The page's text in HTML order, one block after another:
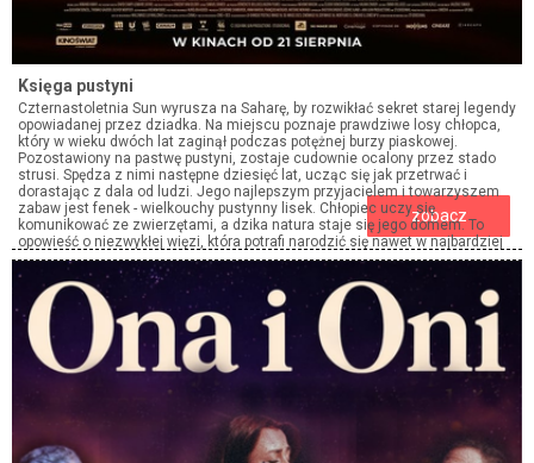
Księga pustyni
Czternastoletnia Sun wyrusza na Saharę, by rozwikłać sekret starej legendy
opowiadanej przez dziadka. Na miejscu poznaje prawdziwe losy chłopca,
który w wieku dwóch lat zaginął podczas potężnej burzy piaskowej.
Pozostawiony na pastwę pustyni, zostaje cudownie ocalony przez stado
strusi. Spędza z nimi następne dziesięć lat, ucząc się jak przetrwać i
dorastając z dala od ludzi. Jego najlepszym przyjacielem i towarzyszem
zabaw jest fenek - wielkouchy pustynny lisek. Chłopiec uczy się
komunikować ze zwierzętami, a dzika natura staje się jego domem. To
opowieść o niezwykłej więzi, która potrafi narodzić się nawet w najbardziej
nieoczekiwanych miejscach.
zobacz